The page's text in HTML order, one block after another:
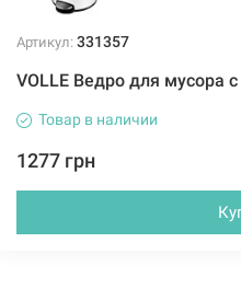
Артикул: 331357
VOLLE Ведро для мусора
Товар в наличии
1277 грн